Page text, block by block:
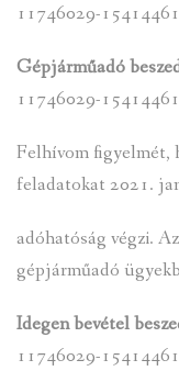
11746029-
Gépjárműadó
11746029-
Felhívom figyelmét,
feladatokat 2021.
adóhatóság végzi.
gépjárműadó
Idegen bevétel
11746029-